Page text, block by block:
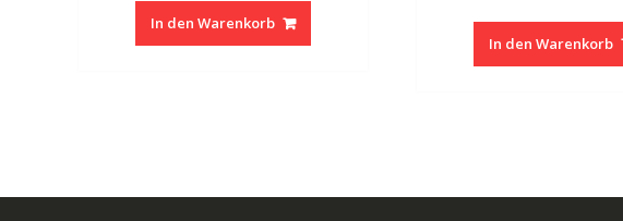
In den Warenkorb
In den Warenkorb